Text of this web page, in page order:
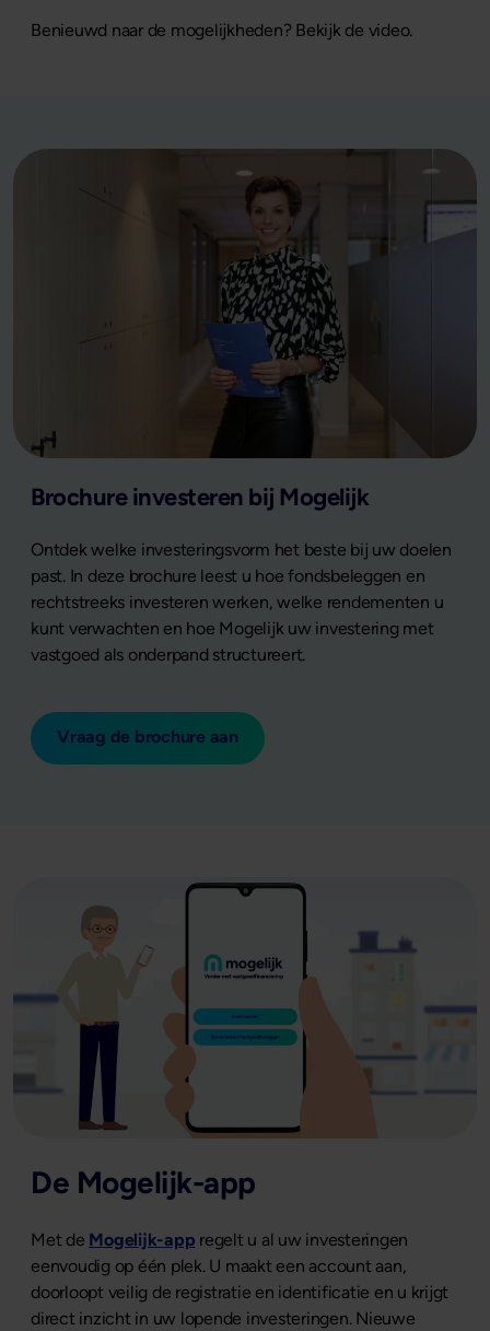
Benieuwd naar de mogelijkheden? Bekijk de video.
Brochure investeren bij Mogelijk
Ontdek welke investeringsvorm het beste bij uw doelen
past. In deze brochure leest u hoe fondsbeleggen en
rechtstreeks investeren werken, welke rendementen u
kunt verwachten en hoe Mogelijk uw investering met
vastgoed als onderpand structureert.
Vraag de brochure aan
De Mogelijk-app
Met de Mogelijk-app regelt u al uw investeringen
eenvoudig op één plek. U maakt een account aan,
doorloopt veilig de registratie en identificatie en u krijgt
direct inzicht in uw lopende investeringen. Nieuwe